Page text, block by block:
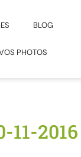
BLOG
PHOTOS